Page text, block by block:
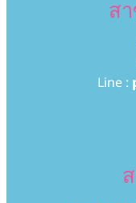
ส
Line :